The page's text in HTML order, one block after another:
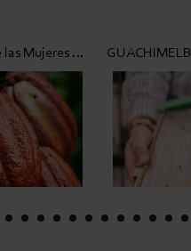
Asociación para la Promoción de las Mujeres de Waslala APROMUWA R.L.,Nicaragua